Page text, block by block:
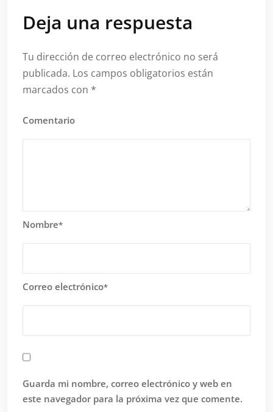
Deja una respuesta
Tu dirección de correo electrónico no será
publicada. Los campos obligatorios están
marcados con *
Comentario
Nombre*
Correo electrónico*
Guarda mi nombre, correo electrónico y web en
este navegador para la próxima vez que comente.